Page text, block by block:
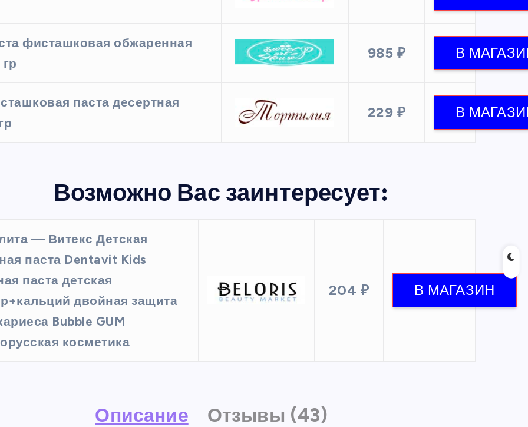
фисташковая обжаренная
985 ₽
паста десертная
229 ₽
Возможно Вас заинтересует:
— Витекс Детская
паста Dentavit Kids
паста детская
двойная защита
Bubble GUM
косметика
204 ₽
Описание Отзывы (43)